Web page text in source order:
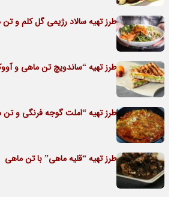
طرز تهیه سالاد رژیمی گل کلم و
طرز تهیه “ساندویچ تن ماهی و
طرز تهیه “املت گوجه فرنگی و
طرز تهیه “قلیه ماهی” با تن ماهی